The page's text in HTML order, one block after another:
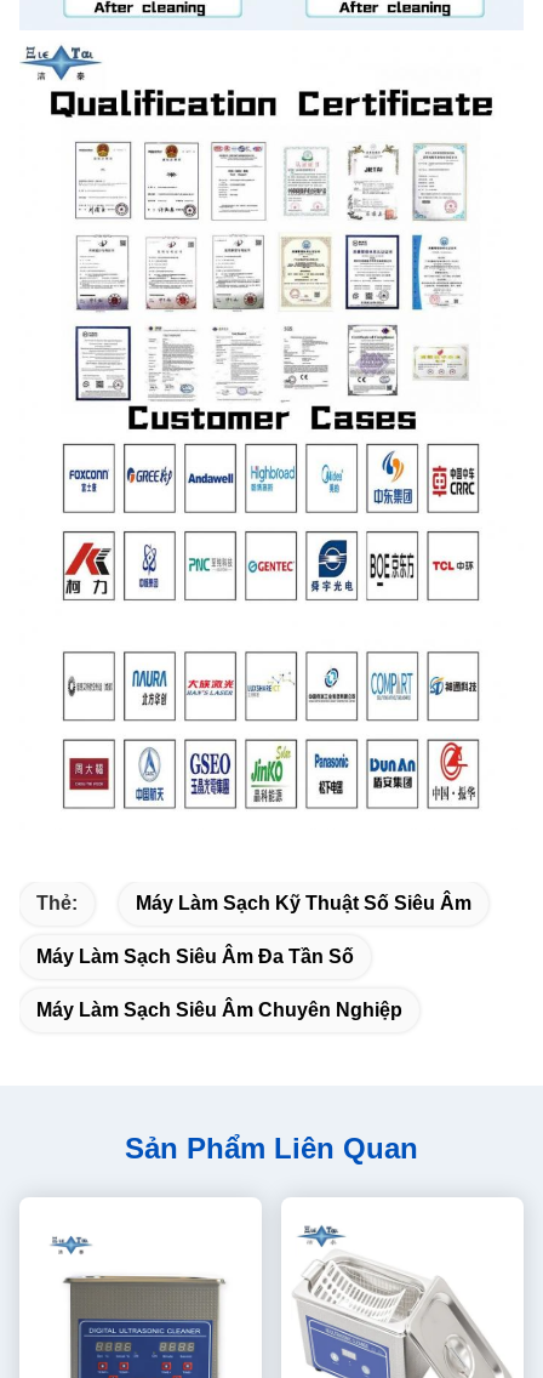
Thẻ: Máy Làm Sạch Kỹ Thuật Số Siêu Âm
Máy Làm Sạch Siêu Âm Đa Tần Số
Máy Làm Sạch Siêu Âm Chuyên Nghiệp
Sản Phẩm Liên Quan